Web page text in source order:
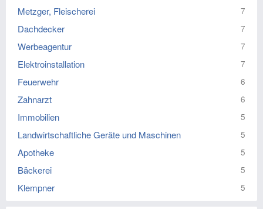
Metzger, Fleischerei 7
Dachdecker 7
Werbeagentur 7
Elektroinstallation 7
Feuerwehr 6
Zahnarzt 6
Immobilien 5
Landwirtschaftliche Geräte und Maschinen 5
Apotheke 5
Bäckerei 5
Klempner 5